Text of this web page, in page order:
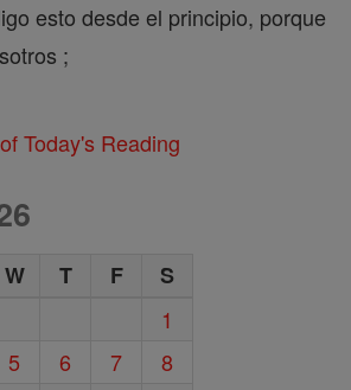
esto desde el principio, porque
;
Today's Reading
W T F
S
1
5 6 7
8